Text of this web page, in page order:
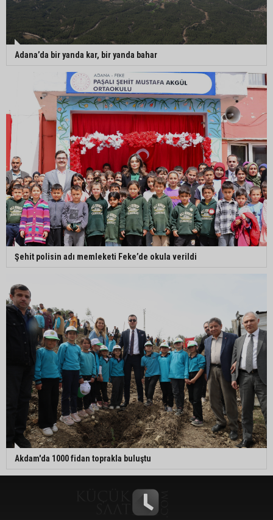
Adana’da bir yanda kar, bir yanda bahar
Şehit polisin adı memleketi Feke’de okula verildi
Akdam'da 1000 fidan toprakla buluştu